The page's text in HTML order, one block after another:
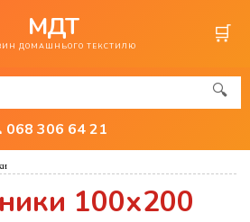
МДТ
ДОМАШНЬОГО ТЕКСТИЛЮ 🛒
🔍
068 306 64 21
100х200